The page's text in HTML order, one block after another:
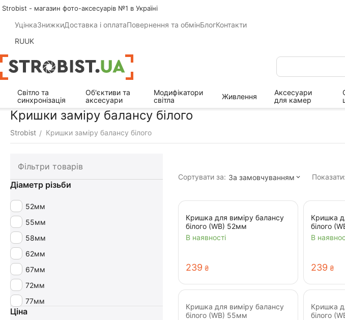
Strobist - магазин фото-аксесуарів №1 в Україні
УцінкаЗнижкиДоставка і оплатаПовернення та обмінБлогКонтакти
RUUK
Світло та
синхронізація
Об'єктиви та
аксесуари
Модифікатори
світла
Живлення
Аксесуари
для камер
Кришки заміру балансу білого
Strobist / Кришки заміру балансу білого
Сортувати за: За замовчуванням Показати:
Кришка для виміру балансу
білого (WB) 52мм
В наявності
‍239‍ ₴
Кришка
білого
В
‍239‍ ₴
Кришка для виміру балансу
білого (WB) 55мм
Кришка
білого
Фільтри товарів
Діаметр різьби
52мм
55мм
58мм
62мм
67мм
72мм
77мм
Ціна